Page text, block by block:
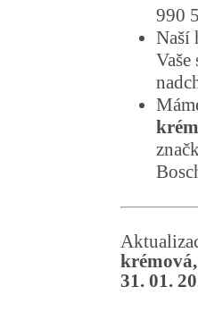
990
Naší
31. 01.